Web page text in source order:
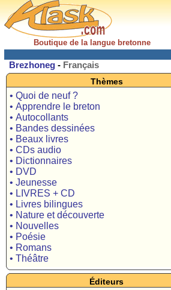
Boutique de la langue bretonne
Brezhoneg - Français
Thèmes
• Quoi de neuf ?
• Apprendre le breton
• Autocollants
• Bandes dessinées
• Beaux livres
• CDs audio
• Dictionnaires
• DVD
• Jeunesse
• LIVRES + CD
• Livres bilingues
• Nature et découverte
• Nouvelles
• Poésie
• Romans
• Théâtre
Éditeurs